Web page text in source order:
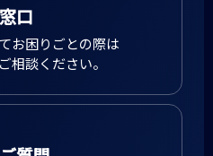
口
お困りごとの際は
相談ください。